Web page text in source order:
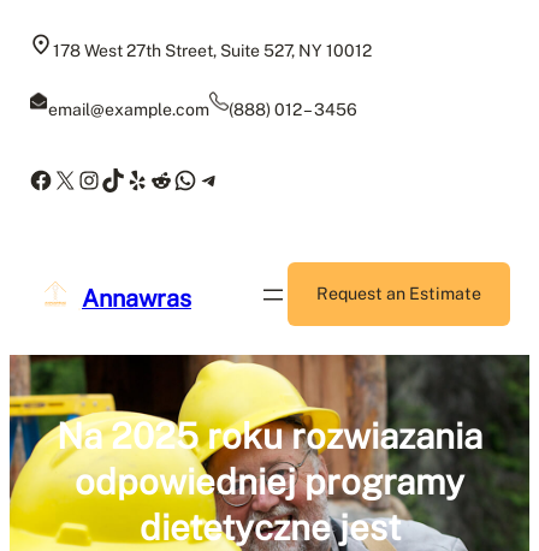
178 West 27th Street, Suite 527, NY 10012
email@example.com (888) 012 – 3456
Facebook
X Instagram
TikTok
Yelp
Reddit
WhatsApp
Telegram
Annawras Request an Estimate
Na 2025 roku rozwiazania
odpowiedniej programy
dietetyczne jest